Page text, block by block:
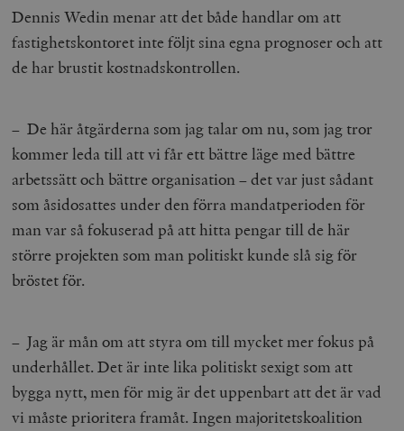
Dennis Wedin menar att det både handlar om att
fastighetskontoret inte följt sina egna prognoser och att
de har brustit kostnadskontrollen.
– De här åtgärderna som jag talar om nu, som jag tror
kommer leda till att vi får ett bättre läge med bättre
arbetssätt och bättre organisation – det var just sådant
som åsidosattes under den förra mandatperioden för
man var så fokuserad på att hitta pengar till de här
större projekten som man politiskt kunde slå sig för
bröstet för.
– Jag är mån om att styra om till mycket mer fokus på
underhållet. Det är inte lika politiskt sexigt som att
bygga nytt, men för mig är det uppenbart att det är vad
vi måste prioritera framåt. Ingen majoritetskoalition